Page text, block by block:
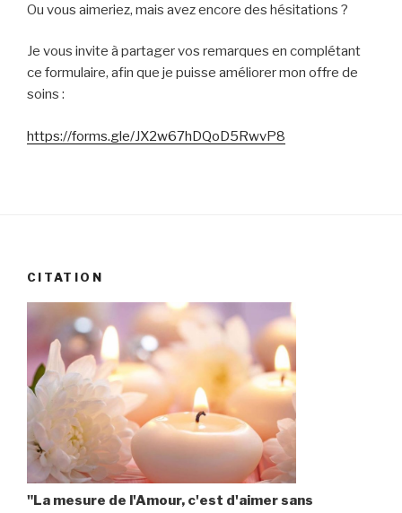
Ou vous aimeriez, mais avez encore des hésitations ?
Je vous invite à partager vos remarques en complétant
ce formulaire, afin que je puisse améliorer mon offre de
soins :
https://forms.gle/JX2w67hDQoD5RwvP8
CITATION
"La mesure de l'Amour, c'est d'aimer sans